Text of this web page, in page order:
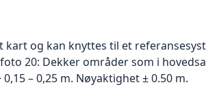
og kan knyttes til et
20: Dekker områder som i
– 0,25 m. Nøyaktighet ± 0.50 m.